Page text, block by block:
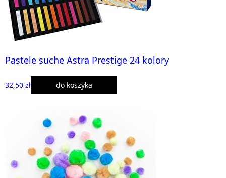
Pastele suche Astra Prestige 24 kolory
32,50 zł do koszyka